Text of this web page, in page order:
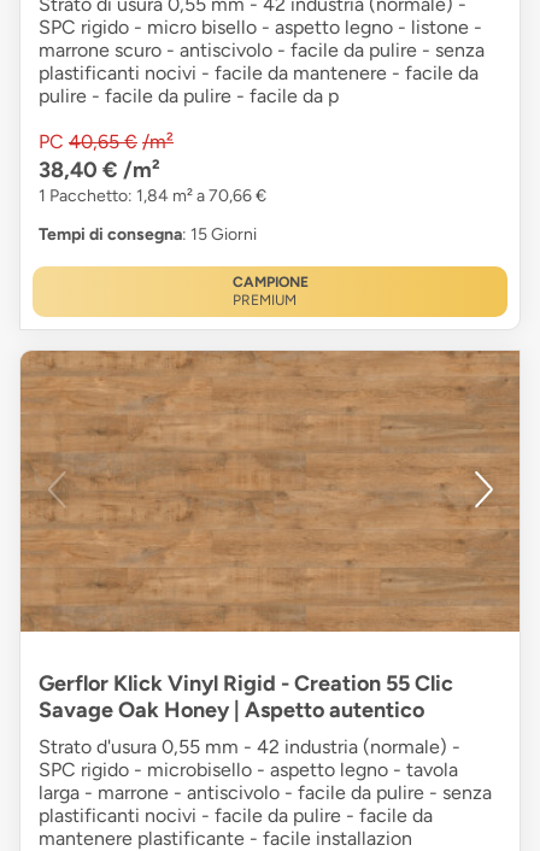
SPC rigido - micro bisello - aspetto legno - listone -
marrone scuro - antiscivolo - facile da pulire - senza
plastificanti nocivi - facile da mantenere - facile da
pulire - facile da pulire - facile da p
PC 40,65 € /m²
38,40 € /m²
1 Pacchetto: 1,84 m² a 70,66 €
Tempi di consegna: 15 Giorni
CAMPIONE
PREMIUM
Gerflor Klick Vinyl Rigid - Creation 55 Clic
Savage Oak Honey | Aspetto autentico
Strato d'usura 0,55 mm - 42 industria (normale) -
SPC rigido - microbisello - aspetto legno - tavola
larga - marrone - antiscivolo - facile da pulire - senza
plastificanti nocivi - facile da pulire - facile da
mantenere plastificante - facile installazion